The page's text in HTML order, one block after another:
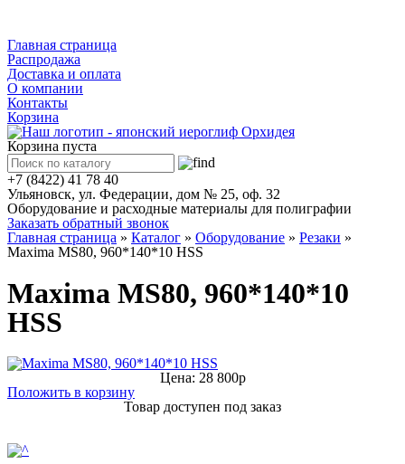
Главная страница
Распродажа
Доставка и оплата
О компании
Контакты
Корзина
Корзина пуста
+7 (8422) 41 78 40
Ульяновск, ул. Федерации, дом № 25, оф. 32
Оборудование и расходные материалы для полиграфии
Заказать обратный звонок
Главная страница » Каталог » Оборудование » Резаки »
Maxima MS80, 960*140*10 HSS
Maxima MS80, 960*140*10
HSS
Цена: 28 800р
Положить в корзину
Товар доступен под заказ